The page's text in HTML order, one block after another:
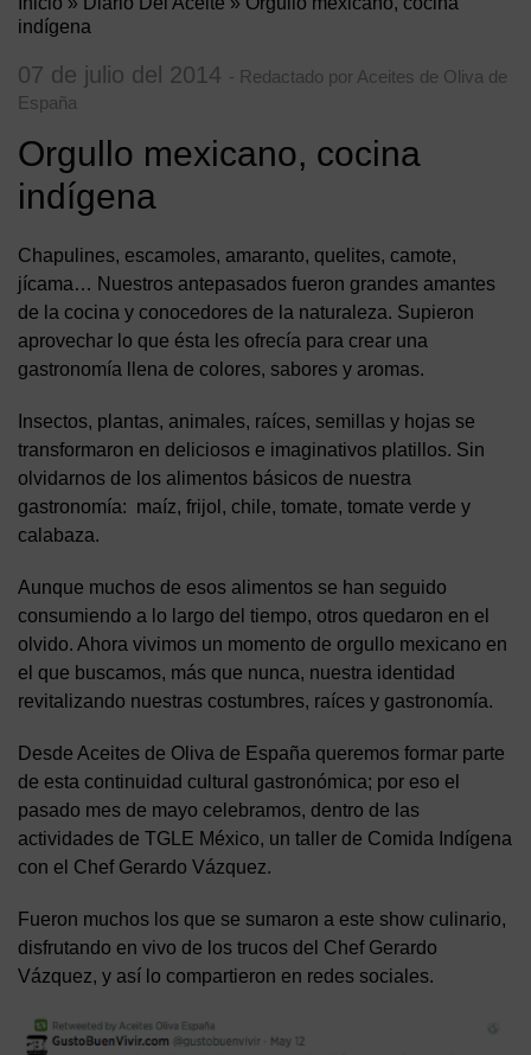
indígena
07 de julio del 2014 - Redactado por Aceites de Oliva de
España
Orgullo mexicano, cocina
indígena
Chapulines, escamoles, amaranto, quelites, camote,
jícama… Nuestros antepasados fueron grandes amantes
de la cocina y conocedores de la naturaleza. Supieron
aprovechar lo que ésta les ofrecía para crear una
gastronomía llena de colores, sabores y aromas.
Insectos, plantas, animales, raíces, semillas y hojas se
transformaron en deliciosos e imaginativos platillos. Sin
olvidarnos de los alimentos básicos de nuestra
gastronomía: maíz, frijol, chile, tomate, tomate verde y
calabaza.
Aunque muchos de esos alimentos se han seguido
consumiendo a lo largo del tiempo, otros quedaron en el
olvido. Ahora vivimos un momento de orgullo mexicano en
el que buscamos, más que nunca, nuestra identidad
revitalizando nuestras costumbres, raíces y gastronomía.
Desde Aceites de Oliva de España queremos formar parte
de esta continuidad cultural gastronómica; por eso el
pasado mes de mayo celebramos, dentro de las
actividades de TGLE México, un taller de Comida Indígena
con el Chef Gerardo Vázquez.
Fueron muchos los que se sumaron a este show culinario,
disfrutando en vivo de los trucos del Chef Gerardo
Vázquez, y así lo compartieron en redes sociales.